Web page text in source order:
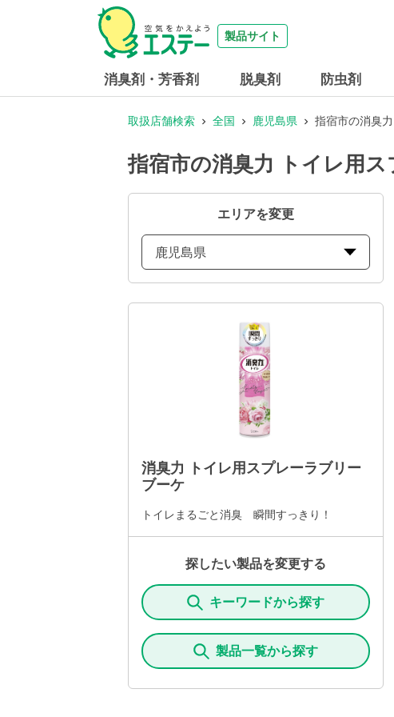
製品サイト
消臭剤・芳香剤 脱臭剤 防虫剤
取扱店舗検索 全国 鹿児島県 指宿市の消臭
指宿市の消臭力 トイレ用
エリアを変更
鹿児島県
消臭力 トイレ用スプレーラブリー
ブーケ
トイレまるごと消臭 瞬間すっきり！
探したい製品を変更する
キーワードから探す
製品一覧から探す